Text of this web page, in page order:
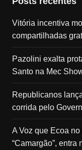
Vitória incentiva
compartilhadas
Pazolini exalta
Santo na Mec
Republicanos
corrida pelo
A Voz que Ecoa
“Camargão”,